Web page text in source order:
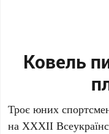
Ковель
Троє юних
на ХХХІІ